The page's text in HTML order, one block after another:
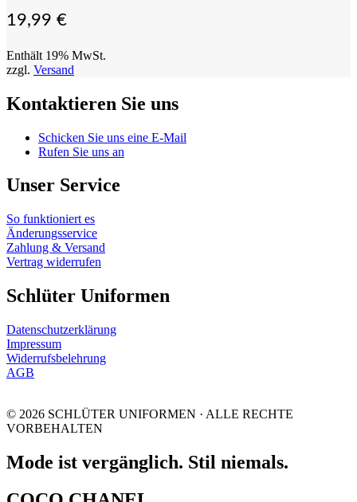
19,99 €
Enthält 19% MwSt.
zzgl. Versand
Kontaktieren Sie uns
Schicken Sie uns eine E-Mail
Rufen Sie uns an
Unser Service
So funktioniert es
Änderungsservice
Zahlung & Versand
Vertrag widerrufen
Schlüter Uniformen
Datenschutzerklärung
Impressum
Widerrufsbelehrung
AGB
© 2026 SCHLÜTER UNIFORMEN · ALLE RECHTE
VORBEHALTEN
Mode ist vergänglich. Stil niemals.